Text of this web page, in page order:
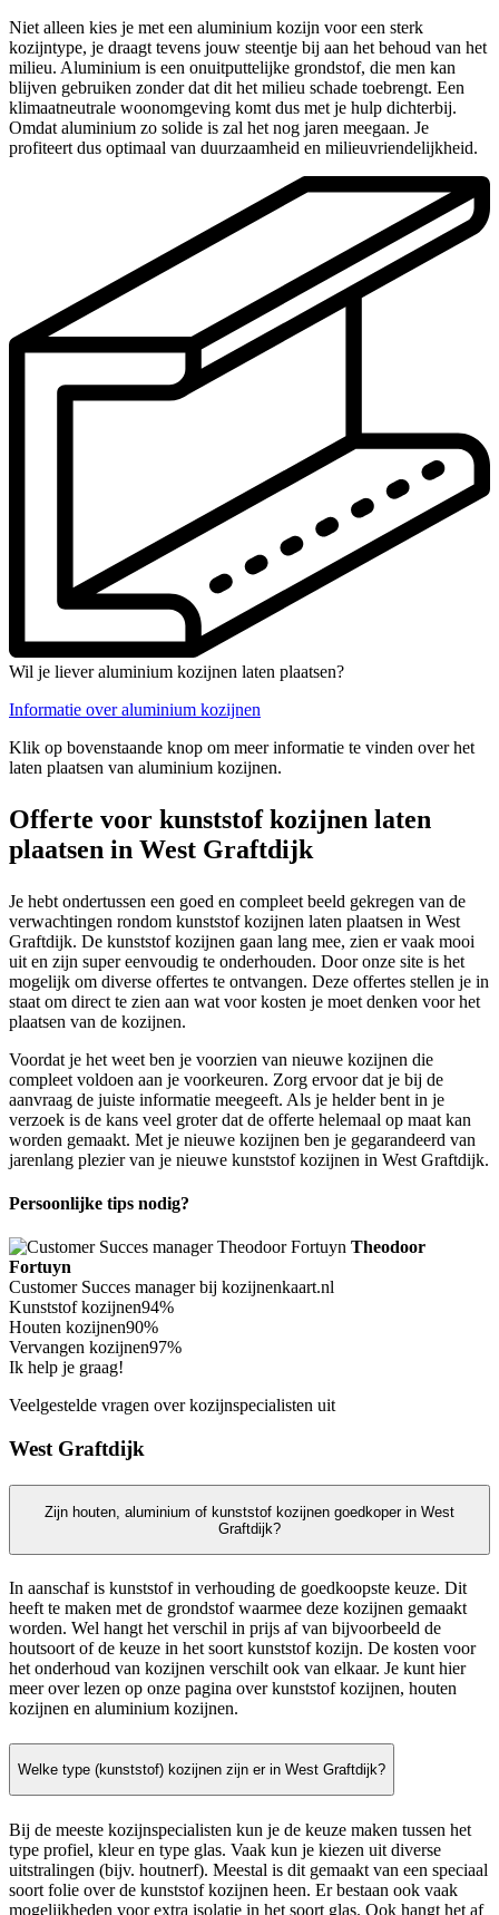
Niet alleen kies je met een aluminium kozijn voor een sterk
kozijntype, je draagt tevens jouw steentje bij aan het behoud van het
milieu. Aluminium is een onuitputtelijke grondstof, die men kan
blijven gebruiken zonder dat dit het milieu schade toebrengt. Een
klimaatneutrale woonomgeving komt dus met je hulp dichterbij.
Omdat aluminium zo solide is zal het nog jaren meegaan. Je
profiteert dus optimaal van duurzaamheid en milieuvriendelijkheid.
Wil je liever aluminium kozijnen laten plaatsen?
Informatie over aluminium kozijnen
Klik op bovenstaande knop om meer informatie te vinden over het
laten plaatsen van aluminium kozijnen.
Offerte voor kunststof kozijnen laten
plaatsen in West Graftdijk
Je hebt ondertussen een goed en compleet beeld gekregen van de
verwachtingen rondom kunststof kozijnen laten plaatsen in West
Graftdijk. De kunststof kozijnen gaan lang mee, zien er vaak mooi
uit en zijn super eenvoudig te onderhouden. Door onze site is het
mogelijk om diverse offertes te ontvangen. Deze offertes stellen je in
staat om direct te zien aan wat voor kosten je moet denken voor het
plaatsen van de kozijnen.
Voordat je het weet ben je voorzien van nieuwe kozijnen die
compleet voldoen aan je voorkeuren. Zorg ervoor dat je bij de
aanvraag de juiste informatie meegeeft. Als je helder bent in je
verzoek is de kans veel groter dat de offerte helemaal op maat kan
worden gemaakt. Met je nieuwe kozijnen ben je gegarandeerd van
jarenlang plezier van je nieuwe kunststof kozijnen in West Graftdijk.
Persoonlijke tips nodig?
Theodoor
Fortuyn
Customer Succes manager bij kozijnenkaart.nl
Kunststof kozijnen94%
Houten kozijnen90%
Vervangen kozijnen97%
Ik help je graag!
Veelgestelde vragen over kozijnspecialisten uit
West Graftdijk
Zijn houten, aluminium of kunststof kozijnen goedkoper in West
Graftdijk?
In aanschaf is kunststof in verhouding de goedkoopste keuze. Dit
heeft te maken met de grondstof waarmee deze kozijnen gemaakt
worden. Wel hangt het verschil in prijs af van bijvoorbeeld de
houtsoort of de keuze in het soort kunststof kozijn. De kosten voor
het onderhoud van kozijnen verschilt ook van elkaar. Je kunt hier
meer over lezen op onze pagina over kunststof kozijnen, houten
kozijnen en aluminium kozijnen.
Welke type (kunststof) kozijnen zijn er in West Graftdijk?
Bij de meeste kozijnspecialisten kun je de keuze maken tussen het
type profiel, kleur en type glas. Vaak kun je kiezen uit diverse
uitstralingen (bijv. houtnerf). Meestal is dit gemaakt van een speciaal
soort folie over de kunststof kozijnen heen. Er bestaan ook vaak
mogelijkheden voor extra isolatie in het soort glas. Ook hangt het af